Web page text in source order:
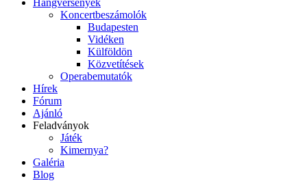
Koncertbeszámolók
Budapesten
Vidéken
Külföldön
Közvetítések
Operabemutatók
Hírek
Fórum
Ajánló
Feladványok
Játék
Kimernya?
Galéria
Blog